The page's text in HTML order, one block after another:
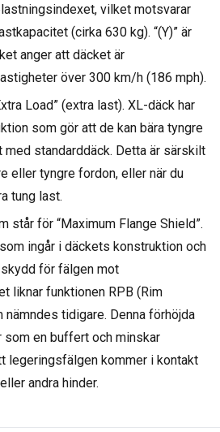
vilket motsvarar
(cirka 630 kg). “(Y)” är
anger att däcket är
över 300 km/h (186 mph).
Load” (extra last). XL-däck har
som gör att de kan bära tyngre
med standarddäck. Detta är särskilt
eller tyngre fordon, eller när du
tung last.
står för “Maximum Flange Shield”.
ingår i däckets konstruktion och
för fälgen mot
liknar funktionen RPB (Rim
nämndes tidigare. Denna förhöjda
som en buffert och minskar
legeringsfälgen kommer i kontakt
andra hinder.